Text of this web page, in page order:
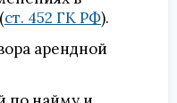
ст. 452 ГК РФ).
арендной